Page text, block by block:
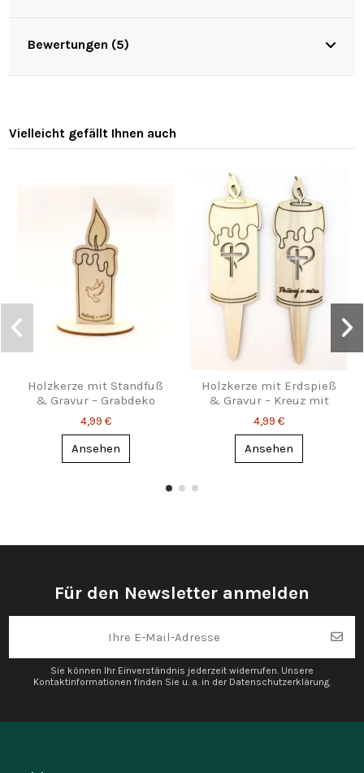
Bewertungen (5)
Vielleicht gefällt Ihnen auch
Holzkerze mit Standfuß
& Gravur – Grabdeko
mit 3 Motiven
4,99 €
Ansehen
Holzkerze mit Erdspieß
& Gravur – Kreuz mit
Herz Motiv
4,99 €
Ansehen
Für den Newsletter anmelden
Sie können Ihr Einverständnis jederzeit widerrufen. Unsere
Kontaktinformationen finden Sie u. a. in der Datenschutzerklärung.